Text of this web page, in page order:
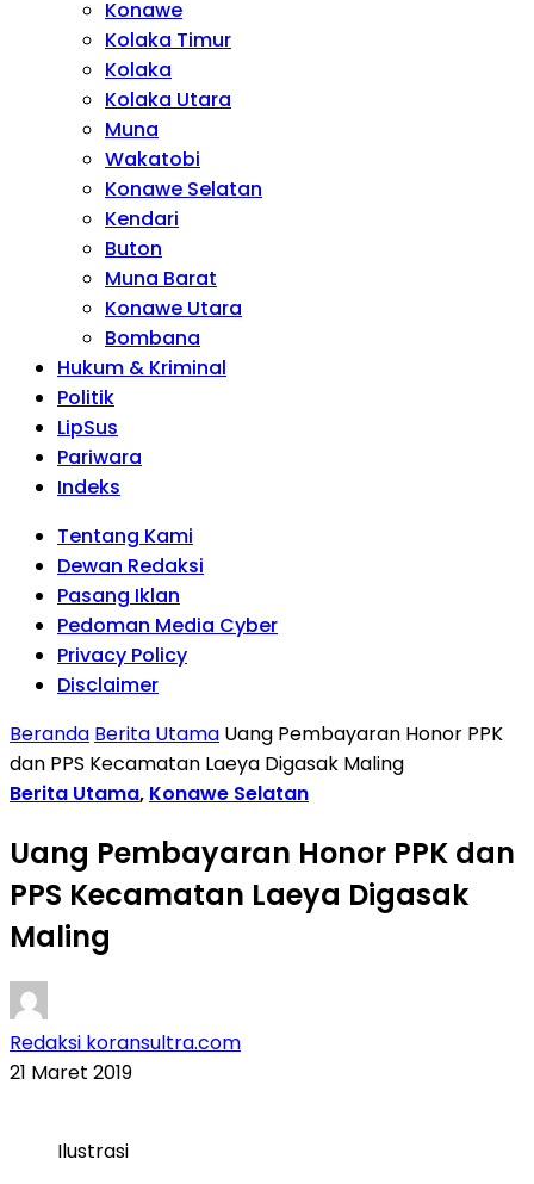
Konawe
Kolaka Timur
Kolaka
Kolaka Utara
Muna
Wakatobi
Konawe Selatan
Kendari
Buton
Muna Barat
Konawe Utara
Bombana
Hukum & Kriminal
Politik
LipSus
Pariwara
Indeks
Tentang Kami
Dewan Redaksi
Pasang Iklan
Pedoman Media Cyber
Privacy Policy
Disclaimer
Beranda Berita Utama Uang Pembayaran Honor PPK
dan PPS Kecamatan Laeya Digasak Maling
Berita Utama, Konawe Selatan
Uang Pembayaran Honor PPK dan
PPS Kecamatan Laeya Digasak
Maling
Redaksi koransultra.com
21 Maret 2019
Ilustrasi